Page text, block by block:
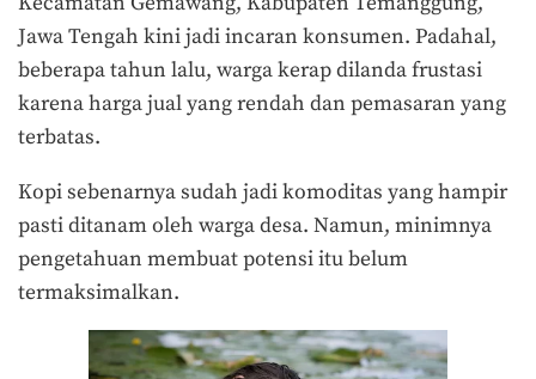
Jawa Tengah kini jadi incaran konsumen. Padahal,
beberapa tahun lalu, warga kerap dilanda frustasi
karena harga jual yang rendah dan pemasaran yang
terbatas.
Kopi sebenarnya sudah jadi komoditas yang hampir
pasti ditanam oleh warga desa. Namun, minimnya
pengetahuan membuat potensi itu belum
termaksimalkan.